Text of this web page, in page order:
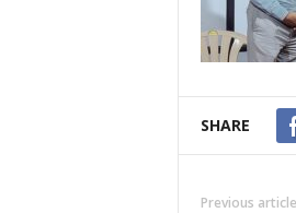
SHARE
Previous article